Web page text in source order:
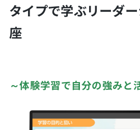
タイプで学ぶリーダ
座
～体験学習で自分の強みと